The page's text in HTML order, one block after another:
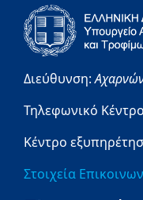
Διεύθυνση:
Τηλεφωνικό
Κέντρο
Στοιχεία